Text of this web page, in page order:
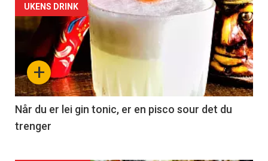
+
UKENS DRINK
Når du er lei gin tonic, er en pisco sour det du
trenger